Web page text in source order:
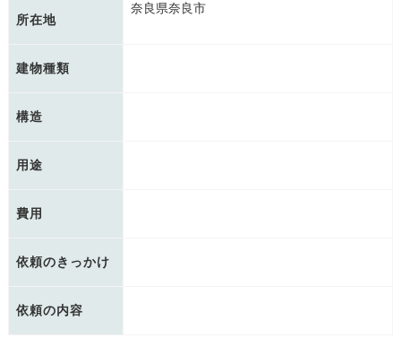
所在地
奈良県奈良市
建物種類
構造
用途
費用
依頼のきっかけ
依頼の内容